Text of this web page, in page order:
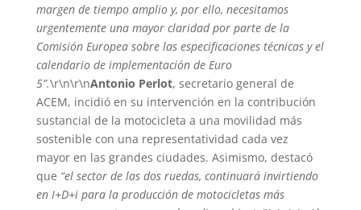
margen de tiempo amplio y, por ello, necesitamos
urgentemente una mayor claridad por parte de la
Comisión Europea sobre las especificaciones técnicas y el
calendario de implementación de Euro
5”.\r\n\r\nAntonio Perlot, secretario general de
ACEM, incidió en su intervención en la contribución
sustancial de la motocicleta a una movilidad más
sostenible con una representatividad cada vez
mayor en las grandes ciudades. Asimismo, destacó
que “el sector de las dos ruedas, continuará invirtiendo
en I+D+i para la producción de motocicletas más